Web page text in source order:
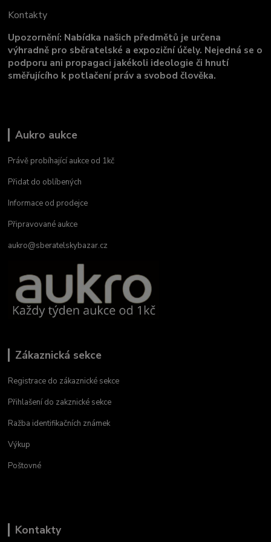
Kontakty
Upozornění: Nabídka našich předmětů je určena
výhradně pro sběratelské a expoziční účely. Nejedná se o
podporu ani propagaci jakékoli ideologie či hnutí
směřujícího k potlačení práv a svobod člověka.
Aukro aukce
Právě probíhající aukce od 1kč
Přidat do oblíbených
Informace od prodejce
Připravované aukce
aukro@sberatelskybazar.cz
Zákaznická sekce
Registrace do zákaznické sekce
Přihlašení do zakznické sekce
Ražba identifikačních známek
Výkup
Poštovné
Kontakty